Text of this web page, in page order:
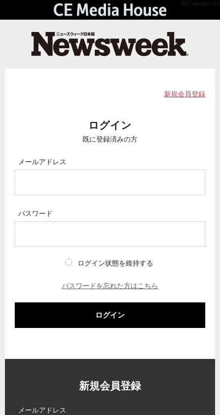
API Version 2.0
新規会員登録
ログイン
既に登録済みの方
メールアドレス
パスワード
ログイン状態を維持する
パスワードを忘れた方はこちら
ログイン
新規会員登録
メールアドレス